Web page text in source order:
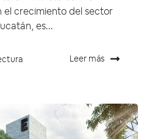
el crecimiento del sector
es...
Leer más